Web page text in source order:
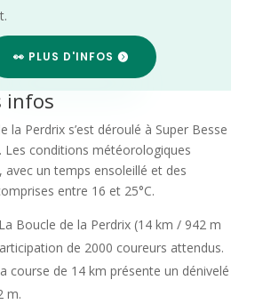
👀 PLUS D'INFOS
infos
la Perdrix s’est déroulé à Super Besse
Les conditions météorologiques
avec un temps ensoleillé et des
entre 16 et 25°C.
La Boucle de la Perdrix (14 km / 942 m
de 2000 coureurs attendus.
course de 14 km présente un dénivelé
m.